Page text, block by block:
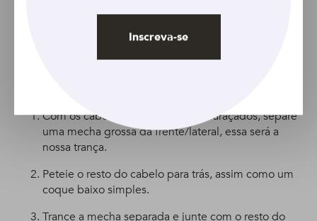
crespos, é interessante valorizar a textura natural dos fios.
Deixe os cachos definidos e use-os ao seu favor!
Para quem prefere um visual mais elaborado, o coque
Com os cabelos limpos e desembaraçados, separe
uma mecha grossa da frente/lateral, essa será a
nossa trança.
Peteie o resto do cabelo para trás, assim como um
coque baixo simples.
Trance a mecha separada e junte com o resto do
Inscreva-se